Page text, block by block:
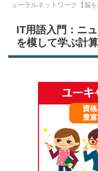
ューラルネットワーク【脳
IT用語入門：ニ
を模して学ぶ計算